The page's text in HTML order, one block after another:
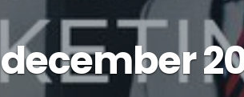
december